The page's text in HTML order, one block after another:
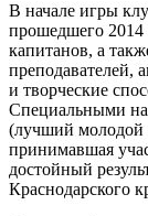
В начале игры
прошедшего 2014
капитанов, а
преподавателей,
и творческие
Специальными
(лучший молодой
принимавшая
достойный
Краснодарского